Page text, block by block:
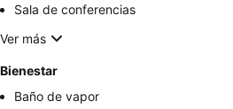
Sala de conferencias
Ver más
Bienestar
Baño de vapor